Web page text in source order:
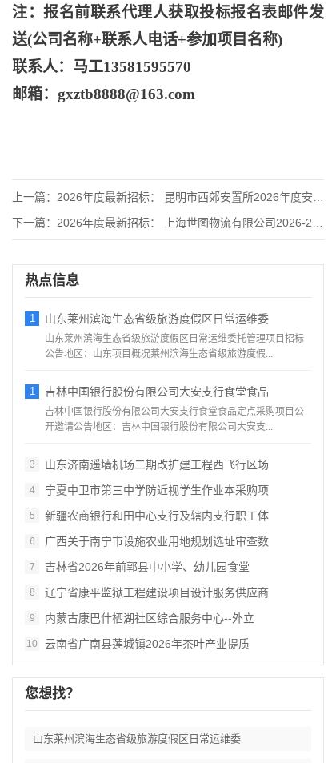
注：报名前联系代理人获取投标报名表邮件发
送(公司名称+联系人电话+参加项目名称)
联系人：马工13581595570
邮箱： gxztb8888@163.com
上一篇： 2026年度最新招标： 昆明市西郊安置所2026年度安置服务
下一篇： 2026年度最新招标： 上海世图物流有限公司2026-202
热点信息
1 山东莱州滨海生态省级旅游度假区日常运维委
山东莱州滨海生态省级旅游度假区日常运维委托管理项目招标
公告地区：山东项目概况莱州滨海生态省级旅游度假...
1 吉林中国银行股份有限公司大安支行食堂食品
吉林中国银行股份有限公司大安支行食堂食品定点采购项目公
开邀请公告地区：吉林中国银行股份有限公司大安支...
3 山东济南遥墙机场二期改扩建工程西飞行区场
4 宁夏中卫市第三中学防近视学生作业本采购项
5 新疆农商银行和田中心支行及辖内支行职工体
6 广西关于南宁市设施农业用地规划选址审查数
7 吉林省2026年前郭县中小学、幼儿园食堂
8 辽宁省康平监狱工程建设项目设计服务供应商
9 内蒙古康巴什栖湖社区综合服务中心--外立
10 云南省广南县莲城镇2026年茶叶产业提质
您想找？
山东莱州滨海生态省级旅游度假区日常运维委